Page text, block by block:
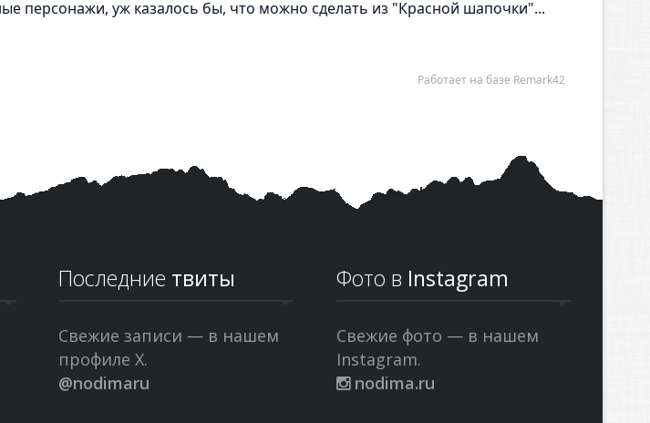
Последние твиты
Свежие записи — в нашем
профиле X.
@nodimaru
Фото в Instagram
Свежие фото — в нашем
Instagram.
nodima.ru